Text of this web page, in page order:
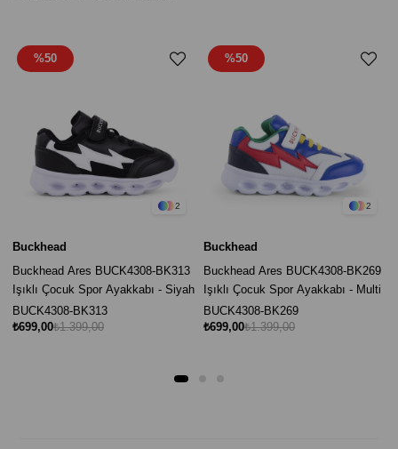
2
Buckhead
Buckhead Ares BUCK4308-BK313
Işıklı Çocuk Spor Ayakkabı - Siyah
BUCK4308-BK313
₺699,00₺1.399,00
%50
2
Buckhead
Buckhead Ares BUCK4308-BK269
Işıklı Çocuk Spor Ayakkabı - Multi
BUCK4308-BK269
₺699,00₺1.399,00
%50